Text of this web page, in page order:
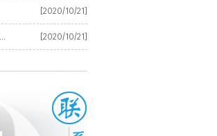
[2020/10/21]
朝阳网络敷设 PoE技术及供电要点整理 [2020/10/21]